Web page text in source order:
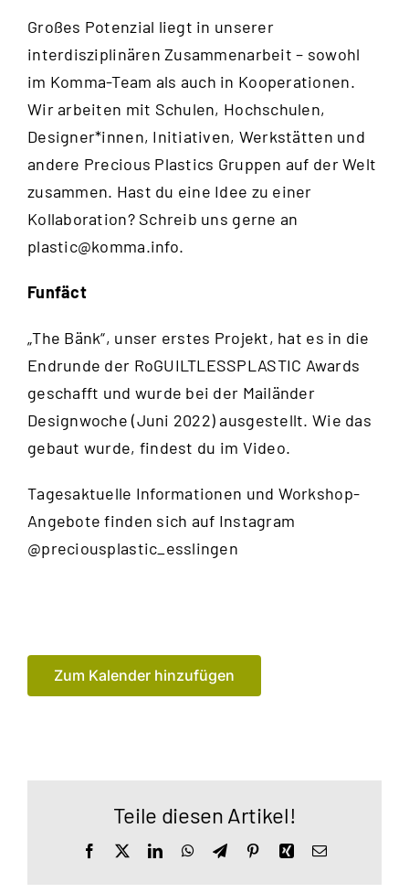
Großes Potenzial liegt in unserer
interdisziplinären Zusammenarbeit – sowohl
im Komma-Team als auch in Kooperationen.
Wir arbeiten mit Schulen, Hochschulen,
Designer*innen, Initiativen, Werkstätten und
andere Precious Plastics Gruppen auf der Welt
zusammen. Hast du eine Idee zu einer
Kollaboration? Schreib uns gerne an
plastic@komma.info.
Funfäct
„The Bänk“, unser erstes Projekt, hat es in die
Endrunde der RoGUILTLESSPLASTIC Awards
geschafft und wurde bei der Mailänder
Designwoche (Juni 2022) ausgestellt. Wie das
gebaut wurde, findest du im Video.
Tagesaktuelle Informationen und Workshop-
Angebote finden sich auf Instagram
@preciousplastic_esslingen
Zum Kalender hinzufügen
Teile diesen Artikel!
Facebook LinkedInWhatsApp
TelegramPinterestXingE-